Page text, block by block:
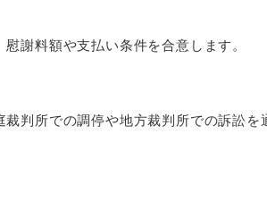
謝料額や支払い条件を合意します。
判所での調停や地方裁判所での訴訟を